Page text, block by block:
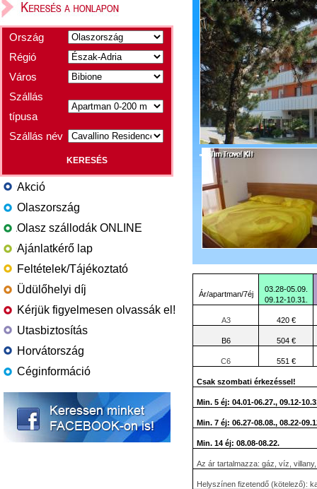
Ár/apartman/7éj
03.28-05.09.
09.12-10.31.
A3 420 €
B6 504 €
C6 551 €
Csak szombati érkezéssel!
Min. 5 éj: 04.01-06.27., 09.12-
Min. 7 éj: 06.27-08.08., 08.22-
Min. 14 éj: 08.08-08.22.
Az ár tartalmazza: gáz, víz,
Helyszínen fizetendő (kötelező):
Ország
Régió
Város
Szállás
típusa
Szállás név
Akció
Olaszország
Olasz szállodák ONLINE
Ajánlatkérő lap
Feltételek/Tájékoztató
Üdülőhelyi díj
Kérjük figyelmesen olvassák el!
Utasbiztosítás
Horvátország
Céginformáció